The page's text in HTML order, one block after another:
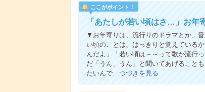
ここがポイント！
「あたしが若い頃はさ…」お年
▼お年寄りは、流行りのドラマとか、
い頃のことは、はっきりと覚えている
んだよ」「若い頃は～～って歌が流行
だ「うん、うん」と聞いてあげること
たいんで…つづきを見る